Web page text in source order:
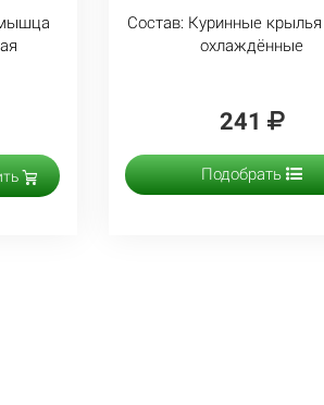
Состав: Куринные
охлаждённые
241
Подобрать